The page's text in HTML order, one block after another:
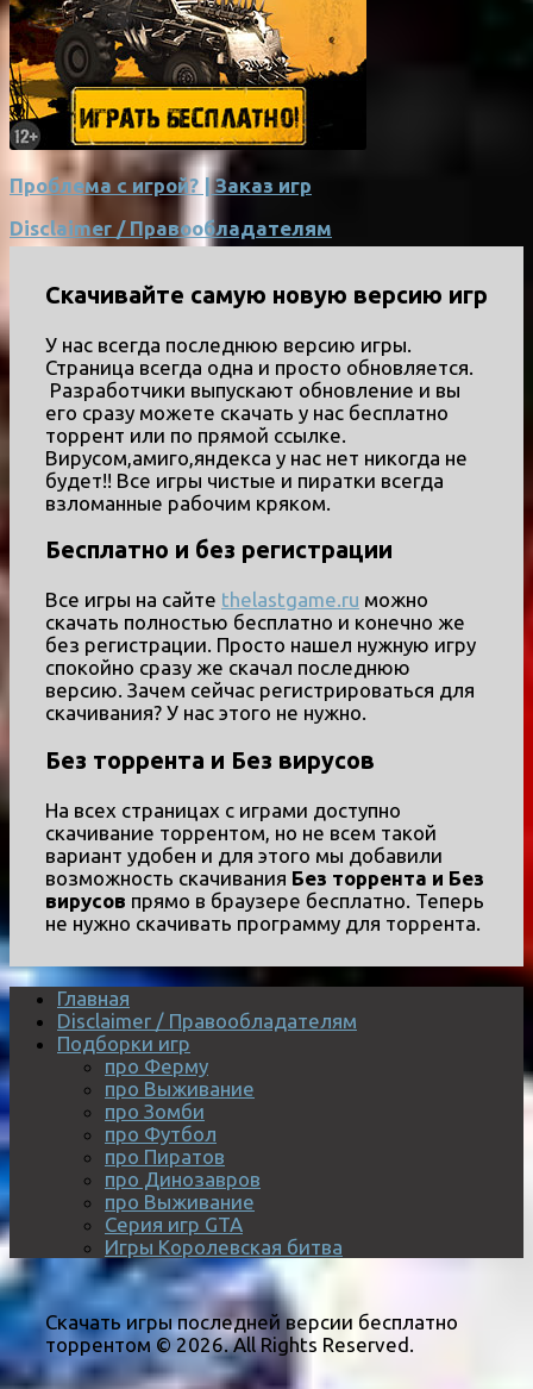
Проблема с игрой? | Заказ игр
Disclaimer / Правообладателям
Скачивайте самую новую версию игр
У нас всегда последнюю версию игры.
Страница всегда одна и просто обновляется.
Разработчики выпускают обновление и вы
его сразу можете скачать у нас бесплатно
торрент или по прямой ссылке.
Вирусом,амиго,яндекса у нас нет никогда не
будет!! Все игры чистые и пиратки всегда
взломанные рабочим кряком.
Бесплатно и без регистрации
Все игры на сайте thelastgame.ru можно
скачать полностью бесплатно и конечно же
без регистрации. Просто нашел нужную игру
спокойно сразу же скачал последнюю
версию. Зачем сейчас регистрироваться для
скачивания? У нас этого не нужно.
Без торрента и Без вирусов
На всех страницах с играми доступно
скачивание торрентом, но не всем такой
вариант удобен и для этого мы добавили
возможность скачивания Без торрента и Без
вирусов прямо в браузере бесплатно. Теперь
не нужно скачивать программу для торрента.
Главная
Disclaimer / Правообладателям
Подборки игр
про Ферму
про Выживание
про Зомби
про Футбол
про Пиратов
про Динозавров
про Выживание
Серия игр GTA
Игры Королевская битва
Скачать игры последней версии бесплатно
торрентом © 2026. All Rights Reserved.